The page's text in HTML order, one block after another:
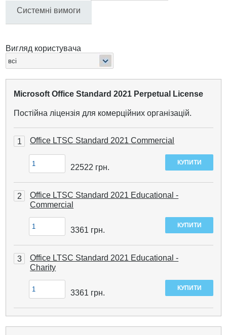
Системні вимоги
Вигляд користувача
Microsoft Office Standard 2021 Perpetual License
Постійна ліцензія для комерційних організацій.
1 Office LTSC Standard 2021 Commercial
22522 грн.
2
Office LTSC Standard 2021 Educational -
Commercial
3361 грн.
3
Office LTSC Standard 2021 Educational -
Charity
3361 грн.